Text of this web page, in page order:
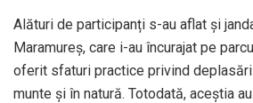
Alături de participanți s-au aflat și
Maramureș, care i-au încurajat pe
oferit sfaturi practice privind
munte și în natură. Totodată, aceștia